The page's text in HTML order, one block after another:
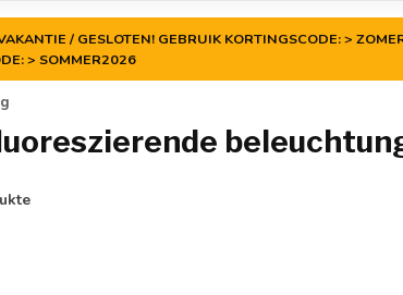
/ GESLOTEN! GEBRUIK KORTINGSCODE: >
> SOMMER2026